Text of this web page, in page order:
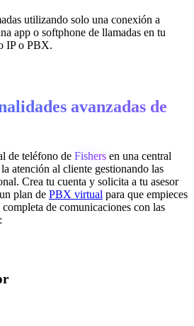
utilizando solo una conexión a
app o softphone de llamadas en tu
IP o PBX.
avanzadas de
de teléfono de Fishers en una central
atención al cliente gestionando las
Crea tu cuenta y solicita a tu asesor
plan de PBX virtual para que empieces
de comunicaciones con las